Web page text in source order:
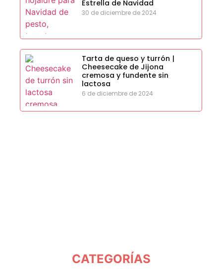
Estrella de Navidad
30 de diciembre de 2024
Tarta de queso y turrón |
Cheesecake de Jijona
cremosa y fundente sin
lactosa
6 de diciembre de 2024
CATEGORÍAS